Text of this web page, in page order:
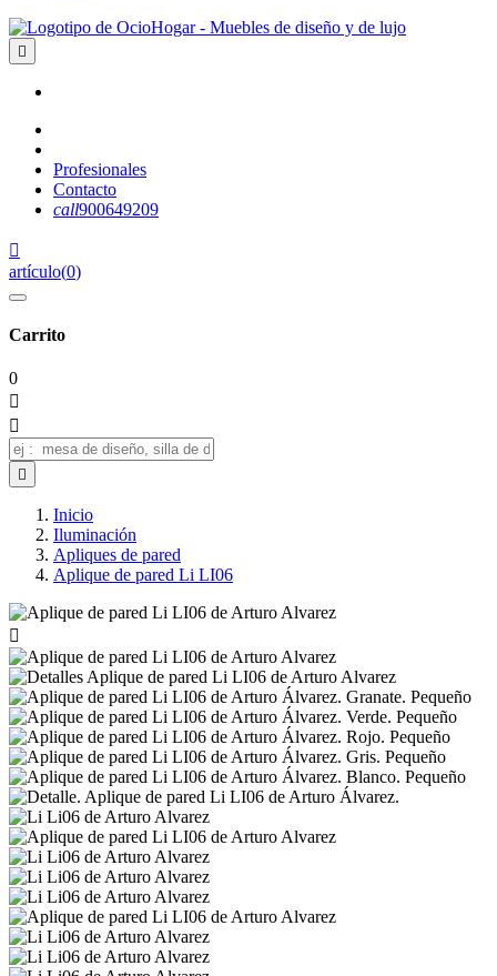

Profesionales
Contacto
call900649209

artículo(0)
Carrito
0



Inicio
Iluminación
Apliques de pared
Aplique de pared Li LI06
